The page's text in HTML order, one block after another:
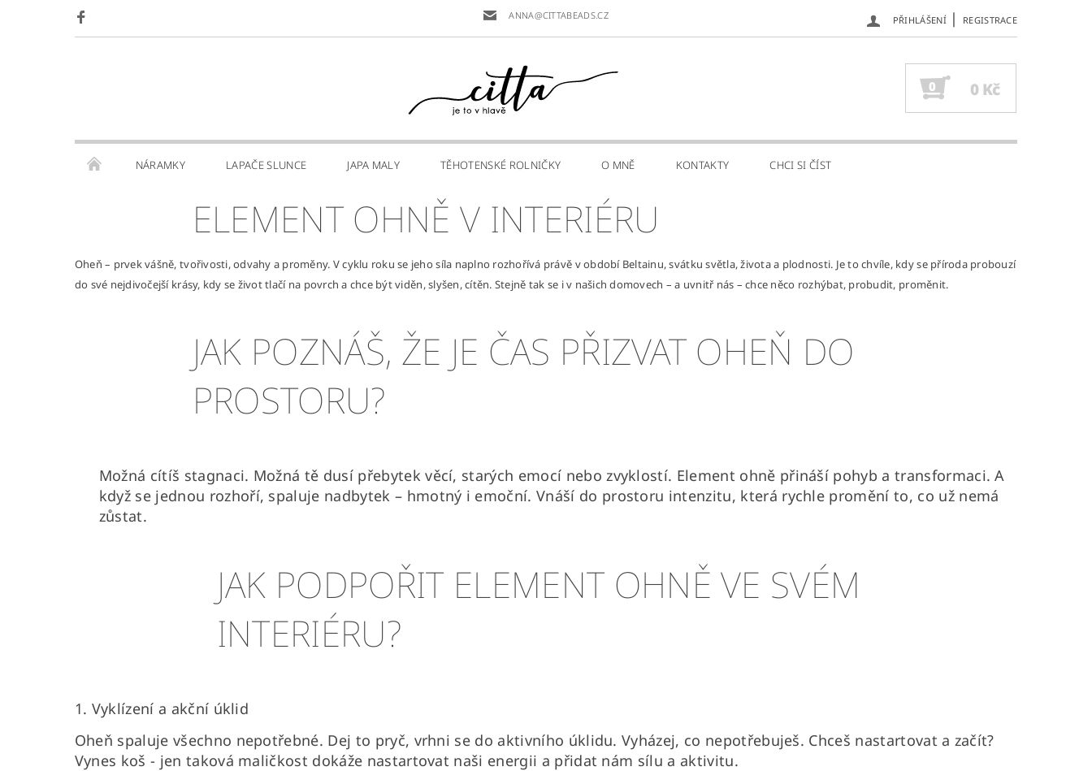
ANNA@CITTABEADS.CZ PŘIHLÁŠENÍ | REGISTRACE
0 0 Kč
NÁRAMKY LAPAČE SLUNCE JAPA MALY TĚHOTENSKÉ ROLNIČKY O MNĚ KONTAKTY CHCI SI ČÍST
ELEMENT OHNĚ V INTERIÉRU
Oheň – prvek vášně, tvořivosti, odvahy a proměny. V cyklu roku se jeho síla naplno rozhořívá právě v období Beltainu, svátku světla, života a plodnosti. Je to chvíle, kdy se příroda probouzí
do své nejdivočejší krásy, kdy se život tlačí na povrch a chce být viděn, slyšen, cítěn. Stejně tak se i v našich domovech – a uvnitř nás – chce něco rozhýbat, probudit, proměnit.
JAK POZNÁŠ, ŽE JE ČAS PŘIZVAT OHEŇ DO
PROSTORU?
Možná cítíš stagnaci. Možná tě dusí přebytek věcí, starých emocí nebo zvyklostí. Element ohně přináší pohyb a transformaci. A
když se jednou rozhoří, spaluje nadbytek – hmotný i emoční. Vnáší do prostoru intenzitu, která rychle promění to, co už nemá
zůstat.
JAK PODPOŘIT ELEMENT OHNĚ VE SVÉM
INTERIÉRU?
1. Vyklízení a akční úklid
Oheň spaluje všechno nepotřebné. Dej to pryč, vrhni se do aktivního úklidu. Vyházej, co nepotřebuješ. Chceš nastartovat a začít?
Vynes koš - jen taková maličkost dokáže nastartovat naši energii a přidat nám sílu a aktivitu.